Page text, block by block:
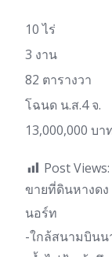
10 ไร่
3 งาน
82 ตารางวา
โฉนด น.ส.4 จ.
13,000,000 บา
Post Views:
ขายที่ดินหางดง
นอร์ท
-ใกล้สนามบินน